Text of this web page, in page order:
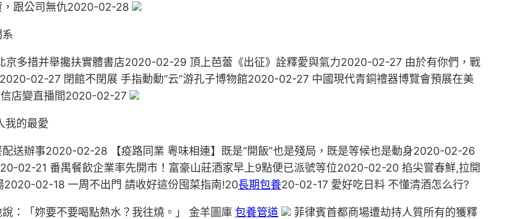
跟公司無仇2020-02-28
多措并舉攙扶實體書店2020-02-29 頂上芭蕾《出征》詮釋愛與氣力2020-02-27 由於有你們，戰
02-27 閉館不閉展 手指動動“云”游孔子博物館2020-02-27 中國現代青銅禮器博覽會預展在美
店變直播間2020-02-27
我的最愛
送辦事2020-02-28 【疫路同業 粵味相連】既是“開飯”也是殘局，既是等候也是動身2020-02-26
02-21 番禺餐飲企業率先開市！富豪山莊酒家早上9點便已派號等位2020-02-20 掐尖嘗春鮮,拉開
02-18 一周不出門 請收好這份囤菜指南!20長期包養20-02-17 愛好吃日料 不懂清酒怎么行?
說：「妳要不要喝點熱水？我往燒。」 金羊圖庫 包養管道
菲律賓首都商場遭劫持人質所有的獲釋